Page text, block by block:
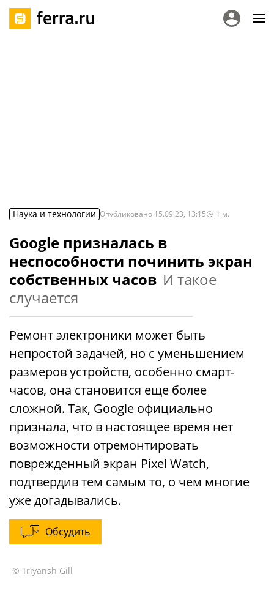
Наука и технологии Опубликовано 15.09.23, 13:15 1 м.
Google призналась в
неспособности починить экран
собственных часов И такое
случается
Ремонт электроники может быть
непростой задачей, но с уменьшением
размеров устройств, особенно смарт-
часов, она становится еще более
сложной. Так, Google официально
признала, что в настоящее время нет
возможности отремонтировать
поврежденный экран Pixel Watch,
подтвердив тем самым то, о чем многие
уже догадывались.
Обсудить
© Triyansh Gill